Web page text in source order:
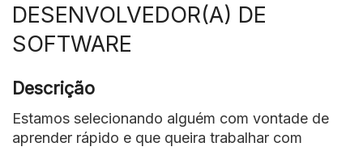
DESENVOLVEDOR(A) DE
SOFTWARE
Descrição
Estamos selecionando alguém com vontade de
aprender rápido e que queira trabalhar com